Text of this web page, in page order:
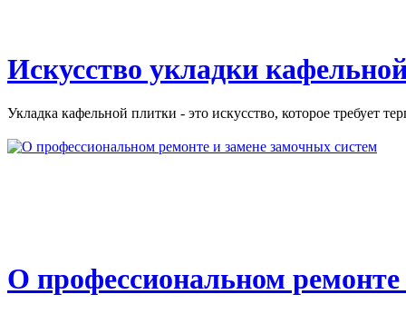
Искусство укладки
Укладка кафельной плитки - это искусство, которое требует
О профессиональном